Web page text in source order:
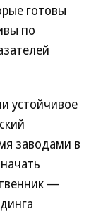
готовы
по
устойчивое
заводами в
—